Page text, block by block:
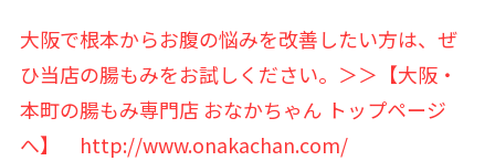
大阪で根本からお腹の悩みを改善したい方は、ぜ
ひ当店の腸もみをお試しください。＞＞【大阪・
本町の腸もみ専門店 おなかちゃん トップページ
へ】
http://www.onakachan.com/